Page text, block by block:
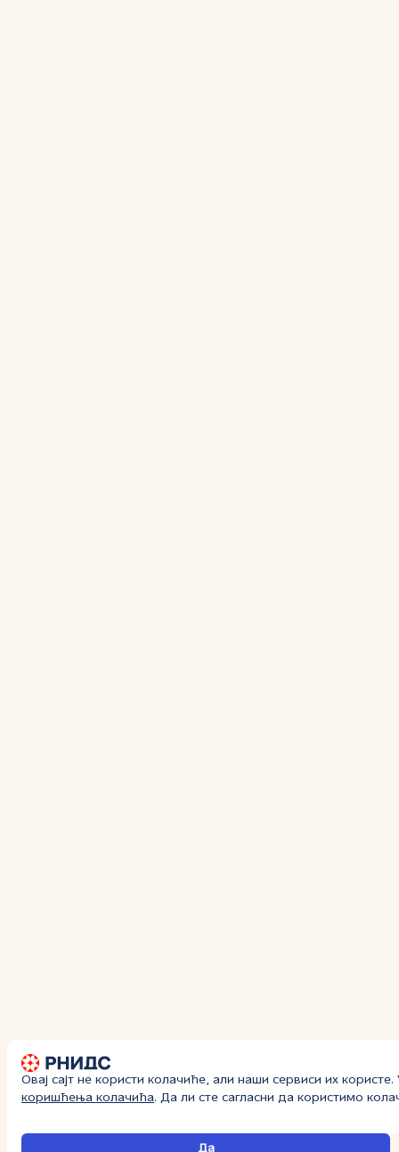
Овај сајт не користи колачиће, али наши сервиси их
коришћења колачића. Да ли сте сагласни да користимо
Да